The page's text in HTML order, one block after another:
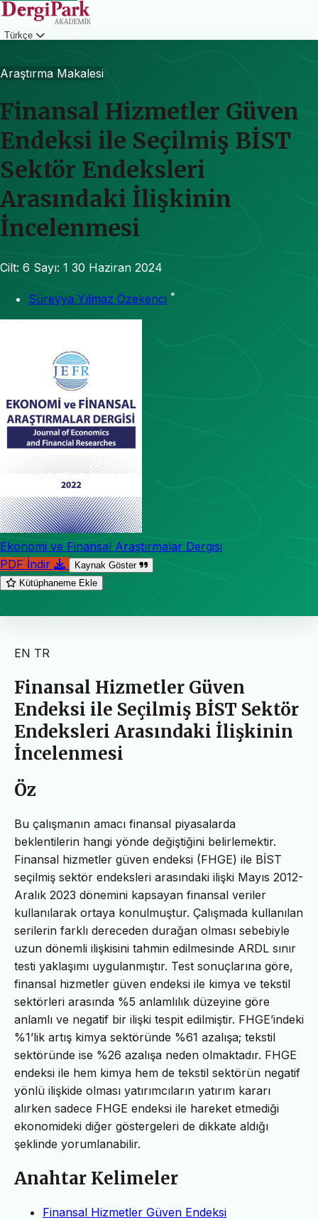
Türkçe
Araştırma Makalesi
Finansal Hizmetler Güven
Endeksi ile Seçilmiş BİST
Sektör Endeksleri
Arasındaki İlişkinin
İncelenmesi
Cilt: 6 Sayı: 1 30 Haziran 2024
Süreyya Yılmaz Özekenci *
Ekonomi ve Finansal Araştırmalar Dergisi
PDF İndir
Kaynak Göster
Kütüphaneme Ekle
EN TR
Finansal Hizmetler Güven
Endeksi ile Seçilmiş BİST Sektör
Endeksleri Arasındaki İlişkinin
İncelenmesi
Öz
Bu çalışmanın amacı finansal piyasalarda
beklentilerin hangi yönde değiştiğini belirlemektir.
Finansal hizmetler güven endeksi (FHGE) ile BİST
seçilmiş sektör endeksleri arasındaki ilişki Mayıs 2012-
Aralık 2023 dönemini kapsayan finansal veriler
kullanılarak ortaya konulmuştur. Çalışmada kullanılan
serilerin farklı dereceden durağan olması sebebiyle
uzun dönemli ilişkisini tahmin edilmesinde ARDL sınır
testi yaklaşımı uygulanmıştır. Test sonuçlarına göre,
finansal hizmetler güven endeksi ile kimya ve tekstil
sektörleri arasında %5 anlamlılık düzeyine göre
anlamlı ve negatif bir ilişki tespit edilmiştir. FHGE’indeki
%1’lik artış kimya sektöründe %61 azalışa; tekstil
sektöründe ise %26 azalışa neden olmaktadır. FHGE
endeksi ile hem kimya hem de tekstil sektörün negatif
yönlü ilişkide olması yatırımcıların yatırım kararı
alırken sadece FHGE endeksi ile hareket etmediği
ekonomideki diğer göstergeleri de dikkate aldığı
şeklinde yorumlanabilir.
Anahtar Kelimeler
Finansal Hizmetler Güven Endeksi